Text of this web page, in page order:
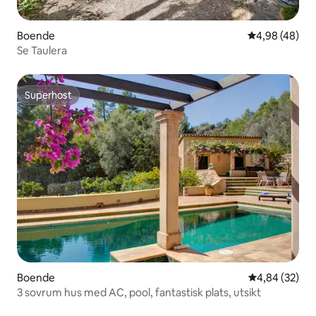
Boende 4,98 av 5 i
4,98 (48)
Se Taulera
Superhost
Superhost
Boende 4,84 av 5 i
4,84 (32)
3 sovrum hus med AC, pool, fantastisk plats, utsikt